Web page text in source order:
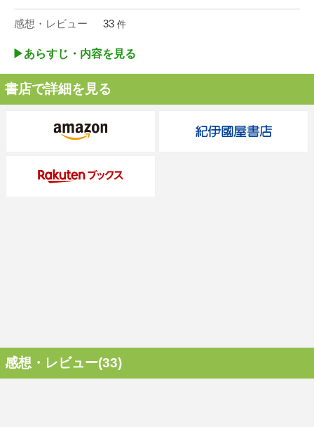
感想・レビュー 33 件
▶︎あらすじ・内容を見る
書店で詳細を見る
感想・レビュー(33)